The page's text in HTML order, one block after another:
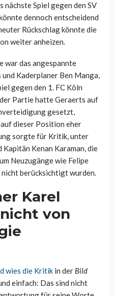
nächste Spiel gegen den SV
dennoch entscheidend
Rückschlag könnte die
weiter anheizen.
war das angespannte
Kaderplaner Ben Manga,
gegen den 1. FC Köln
Partie hatte Geraerts auf
gesetzt,
dieser Position eher
sorgte für Kritik, unter
Kapitän Kenan Karaman, die
Neuzugänge wie Felipe
berücksichtigt wurden.
Karel
von
wies die Kritik in der Bild
einfach: Das sind nicht